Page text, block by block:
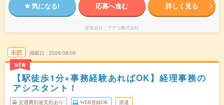
気になる! 応募へ進む 詳しく見る
派遣会社 アデコ株式会社
未読
NEW
掲載日 2026/08/06
【駅徒歩1分×事務経験あればOK】経理事務の
アシスタント！
交通費別途支給あり WEB登録OK 派遣